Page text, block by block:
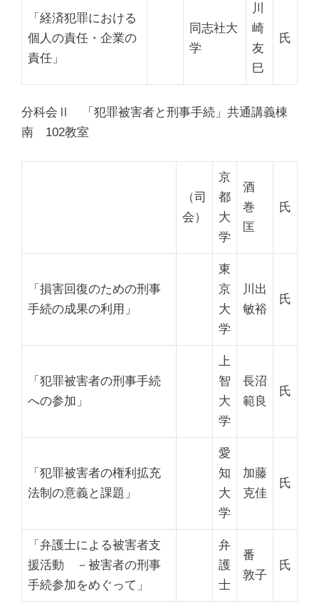
「経済犯罪における
個人の責任・企業の
責任」
同志社大
学
川
崎
友
巳
氏
分科会Ⅱ 「犯罪被害者と刑事手続」 共通講義棟
南 102教室
（司
会）
京
都
大
学
酒
巻
匡
氏
「損害回復のための刑事
手続の成果の利用」
東
京
大
学
川出
敏裕
氏
「犯罪被害者の刑事手続
への参加」
上
智
大
学
長沼
範良
氏
「犯罪被害者の権利拡充
法制の意義と課題」
愛
知
大
学
加藤
克佳
氏
「弁護士による被害者支
援活動
－被害者の刑事
手続参加をめぐって 」
弁
護
士
番
敦子
氏